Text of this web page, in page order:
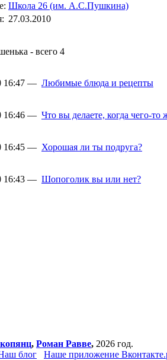
Школа 26 (им. А.С.Пушкина)
27.03.2010
- всего 4
16:47 — Любимые блюда и рецепты
16:46 — Что вы делаете, когда чего-то
16:45 — Хорошая ли ты подруга?
16:43 — Шопоголик вы или нет?
, Роман Равве, 2026 год.
блог Наше приложение